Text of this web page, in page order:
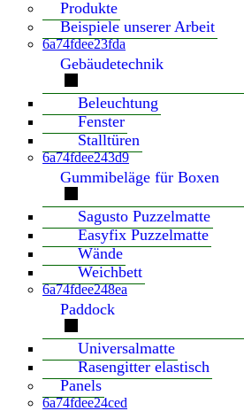
Produkte
Beispiele unserer Arbeit
6a74fdee23fda
Gebäudetechnik
Beleuchtung
Fenster
Stalltüren
6a74fdee243d9
Gummibeläge für Boxen
Sagusto Puzzelmatte
Easyfix Puzzelmatte
Wände
Weichbett
6a74fdee248ea
Paddock
Universalmatte
Rasengitter elastisch
Panels
6a74fdee24ced